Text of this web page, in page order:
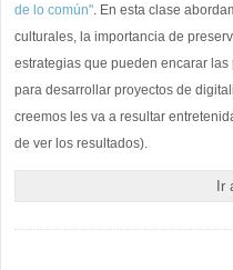
de lo común". En esta clase
culturales, la importancia de
estrategias que pueden encarar
para desarrollar proyectos de
creemos les va a resultar
de ver los resultados).
Ir